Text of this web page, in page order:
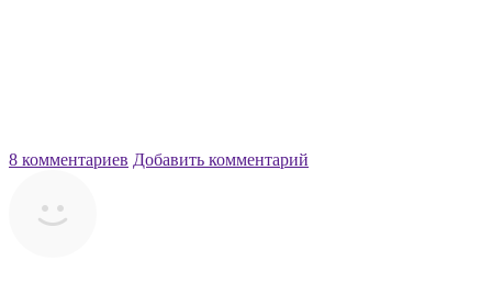
8 комментариев Добавить комментарий